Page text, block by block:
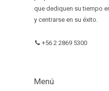
que dediquen su tiempo
y centrarse en su éxito.
+56 2 2869 5300
Menú